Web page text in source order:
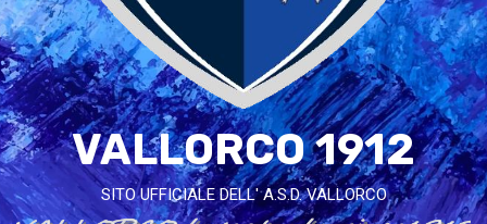
VALLORCO 1912
SITO UFFICIALE DELL' A.S.D. VALLORCO